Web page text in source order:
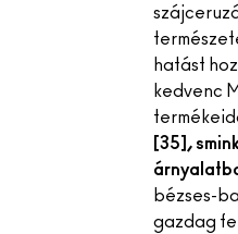
hatást
kedvenc
[35],
bézses-
gazdag